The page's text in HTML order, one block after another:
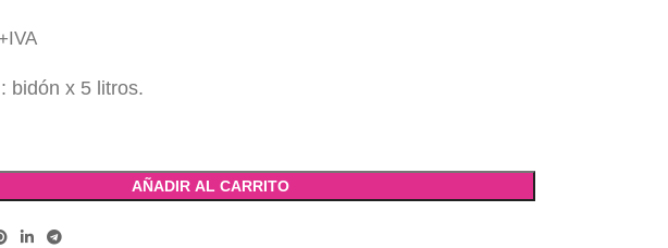
bidón x 5 litros.
AÑADIR AL CARRITO